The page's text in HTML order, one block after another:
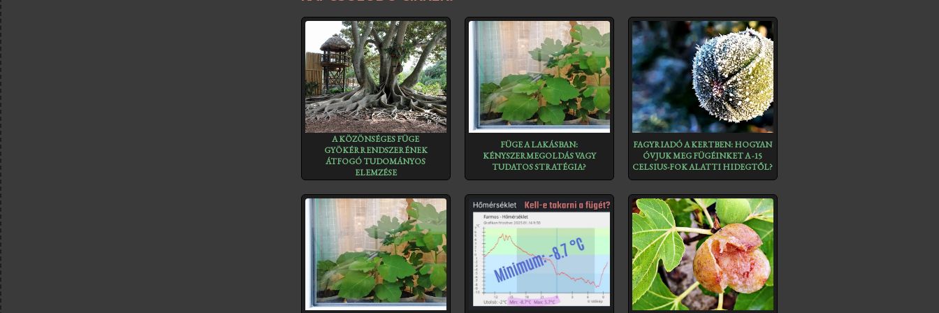
A KÖZÖNSÉGES FÜGE
GYÖKÉRRENDSZERÉNEK
ÁTFOGÓ TUDOMÁNYOS
ELEMZÉSE
FÜGE A LAKÁSBAN:
KÉNYSZERMEGOLDÁS VAGY
TUDATOS STRATÉGIA?
FAGYRIADÓ A KERTBEN: HOGYAN
ÓVJUK MEG FÜGÉINKET A -15
CELSIUS-FOK ALATTI HIDEGTŐL?